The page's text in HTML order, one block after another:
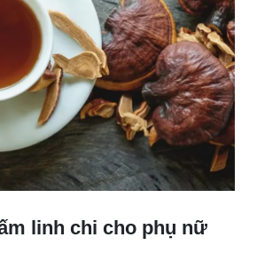
linh chi cho phụ nữ